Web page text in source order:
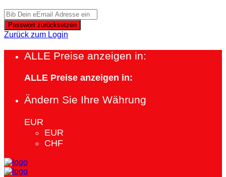
Passwort zurücksetzen
Zurück zum Login
ALLE Preise anzeigen in:
ALLE Preise anzeigen in:
Ändern Sie Ihre Währung
EUR
EUR
CHF